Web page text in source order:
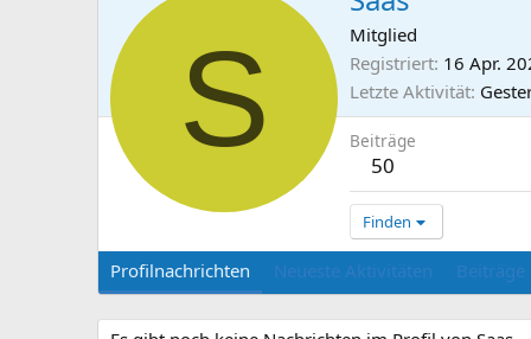
S
Mitglied
Registriert 16 Apr.
Letzte Aktivität
Beiträge
50
Finden
Profilnachrichten Neueste Aktivitäten Beiträge